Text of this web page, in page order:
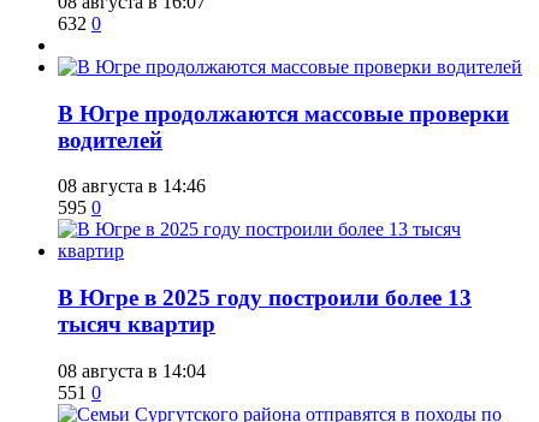
632 0
​В Югре продолжаются массовые проверки
водителей
08 августа в 14:46
595 0
​В Югре в 2025 году построили более 13
тысяч квартир
08 августа в 14:04
551 0